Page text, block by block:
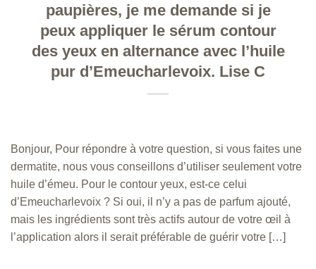
paupières, je me demande si je
peux appliquer le sérum contour
des yeux en alternance avec l’huile
pur d’Emeucharlevoix. Lise C
Bonjour, Pour répondre à votre question, si vous faites une
dermatite, nous vous conseillons d’utiliser seulement votre
huile d’émeu. Pour le contour yeux, est-ce celui
d’Emeucharlevoix ? Si oui, il n’y a pas de parfum ajouté,
mais les ingrédients sont très actifs autour de votre œil à
l’application alors il serait préférable de guérir votre […]